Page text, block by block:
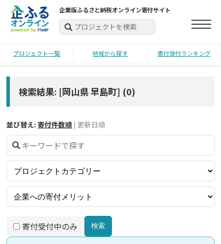
企業版ふるさと納税オンライン寄付サイト
プロジェクト一覧 地域から探す 寄付受付ランキング
検索結果: [岡山県 早島町] (0)
並び替え: 寄付件数順 | 更新日順
寄付受付中のみ 検索